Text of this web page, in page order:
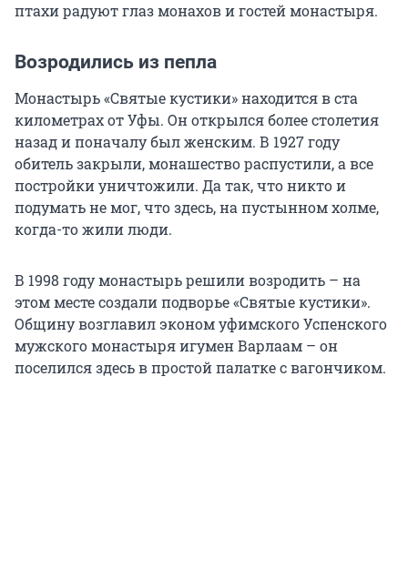
птахи радуют глаз монахов и гостей монастыря.
Возродились из пепла
Монастырь «Святые кустики» находится в ста
километрах от Уфы. Он открылся более столетия
назад и поначалу был женским. В 1927 году
обитель закрыли, монашество распустили, а все
постройки уничтожили. Да так, что никто и
подумать не мог, что здесь, на пустынном холме,
когда-то жили люди.
В 1998 году монастырь решили возродить – на
этом месте создали подворье «Святые кустики».
Общину возглавил эконом уфимского Успенского
мужского монастыря игумен Варлаам – он
поселился здесь в простой палатке с вагончиком.